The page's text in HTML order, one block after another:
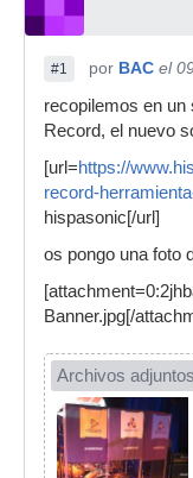
#1 por BAC el
recopilemos en un
Record, el nuevo
[url=https://
record-
hispasonic[/url]
os pongo una foto
Banner.jpg[/
Archivos